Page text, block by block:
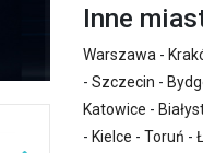
Inne
Warszawa -
- Szczecin -
Katowice -
- Kielce - Toruń -